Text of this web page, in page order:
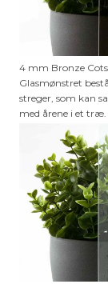
4 mm Bronze
Glasmønstret
streger, som kan
med årene i et træ.